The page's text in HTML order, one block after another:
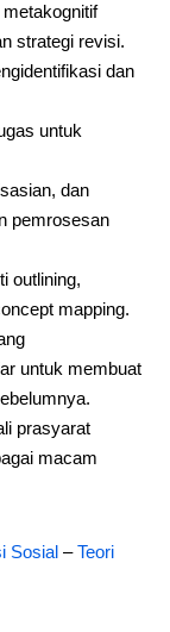
strategi revisi.
dan
untuk
dan
pemrosesan
outlining,
mapping.
untuk membuat
prasyarat
macam
Sosial –Teori